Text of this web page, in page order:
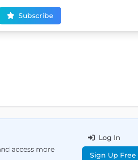
Subscribe
access more
Log In
Sign Up Free